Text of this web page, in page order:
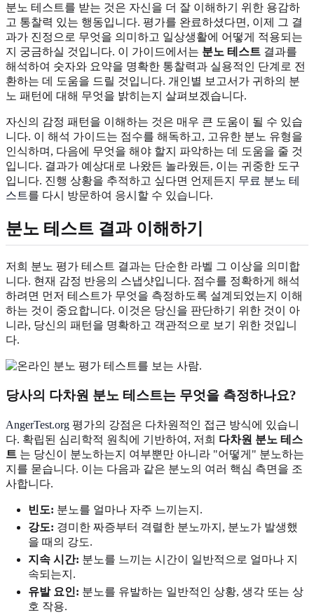
분노 테스트를 받는 것은 자신을 더 잘 이해하기 위한 용감하
고 통찰력 있는 행동입니다. 평가를 완료하셨다면, 이제 그 결
과가 진정으로 무엇을 의미하고 일상생활에 어떻게 적용되는
지 궁금하실 것입니다. 이 가이드에서는 분노 테스트 결과를
해석하여 숫자와 요약을 명확한 통찰력과 실용적인 단계로 전
환하는 데 도움을 드릴 것입니다. 개인별 보고서가 귀하의 분
노 패턴에 대해 무엇을 밝히는지 살펴보겠습니다.
자신의 감정 패턴을 이해하는 것은 매우 큰 도움이 될 수 있습
니다. 이 해석 가이드는 점수를 해독하고, 고유한 분노 유형을
인식하며, 다음에 무엇을 해야 할지 파악하는 데 도움을 줄 것
입니다. 결과가 예상대로 나왔든 놀라웠든, 이는 귀중한 도구
입니다. 진행 상황을 추적하고 싶다면 언제든지 무료 분노 테
스트를 다시 방문하여 응시할 수 있습니다.
분노 테스트 결과 이해하기
저희 분노 평가 테스트 결과는 단순한 라벨 그 이상을 의미합
니다. 현재 감정 반응의 스냅샷입니다. 점수를 정확하게 해석
하려면 먼저 테스트가 무엇을 측정하도록 설계되었는지 이해
하는 것이 중요합니다. 이것은 당신을 판단하기 위한 것이 아
니라, 당신의 패턴을 명확하고 객관적으로 보기 위한 것입니
다.
당사의 다차원 분노 테스트는 무엇을 측정하나요?
AngerTest.org 평가의 강점은 다차원적인 접근 방식에 있습니
다. 확립된 심리학적 원칙에 기반하여, 저희 다차원 분노 테스
트 는 당신이 분노하는지 여부뿐만 아니라 "어떻게" 분노하는
지를 묻습니다. 이는 다음과 같은 분노의 여러 핵심 측면을 조
사합니다.
빈도: 분노를 얼마나 자주 느끼는지.
강도: 경미한 짜증부터 격렬한 분노까지, 분노가 발생했
을 때의 강도.
지속 시간: 분노를 느끼는 시간이 일반적으로 얼마나 지
속되는지.
유발 요인: 분노를 유발하는 일반적인 상황, 생각 또는 상
호 작용.